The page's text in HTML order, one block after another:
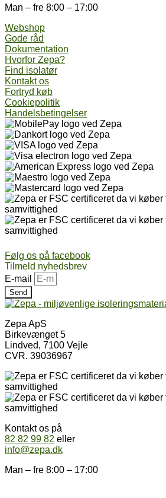
Man – fre 8:00 – 17:00
Webshop
Gode råd
Dokumentation
Hvorfor Zepa?
Find isolatør
Kontakt os
Fortryd køb
Cookiepolitik
Handelsbetingelser
Følg os på facebook
Tilmeld nyhedsbrev
E-mail
Send
Zepa ApS
Birkevænget 5
Lindved, 7100 Vejle
CVR. 39036967
Kontakt os på
82 82 99 82 eller
info@zepa.dk
Man – fre 8:00 – 17:00